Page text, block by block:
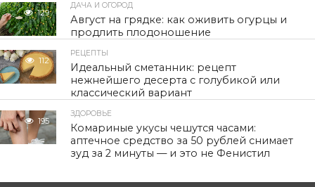
129
ДАЧА И ОГОРОД
Август на грядке: как оживить огурцы и
продлить плодоношение
112
РЕЦЕПТЫ
Идеальный сметанник: рецепт
нежнейшего десерта с голубикой или
классический вариант
195
ЗДОРОВЬЕ
Комариные укусы чешутся часами:
аптечное средство за 50 рублей снимает
зуд за 2 минуты — и это не Фенистил